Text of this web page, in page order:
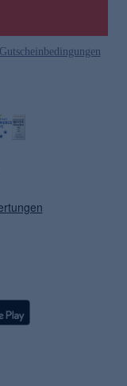
Gutscheinbedingungen